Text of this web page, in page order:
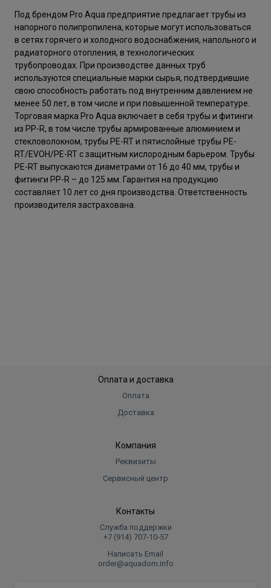
Под брендом Pro Aqua предприятие предлагает трубы из
напорного полипропилена, которые могут использоваться
в сетях горячего и холодного водоснабжения, напольного и
радиаторного отопления, в технологических
трубопроводах. При производстве данных труб
используются специальные марки сырья, подтвердившие
свою способность работать под внутренним давлением не
менее 50 лет, в том числе и при повышенной температуре.
Торговая марка Pro Aqua включает в себя трубы и фитинги
из PP-R, в том числе трубы армированные алюминием и
стекловолокном, трубы PE-RT и пятислойные трубы PE-
RT/EVOH/PE-RT с защитным кислородным барьером. Трубы
PE-RT выпускаются диаметрами от 16 до 40 мм, трубы и
фитинги PP-R – до 125 мм. Гарантия на продукцию
составляет 10 лет со дня производства. Ответственность
производителя застрахована.
Оплата и доставка
Оплата
Доставка
Компания
Реквизиты
Сервисный центр
Контакты
Служба поддержки
+7 (914) 707‑10‑57
Написать Email
order@aquadom.info